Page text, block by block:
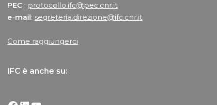
PEC : protocollo.ifc@pec.cnr.it
e-mail: segreteria.direzione@ifc.cnr.it
Come raggiungerci
IFC è anche su: